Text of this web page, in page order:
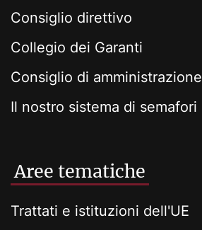
Consiglio direttivo
Collegio dei Garanti
Consiglio di amministrazione
Il nostro sistema di semafori
Aree tematiche
Trattati e istituzioni dell'UE